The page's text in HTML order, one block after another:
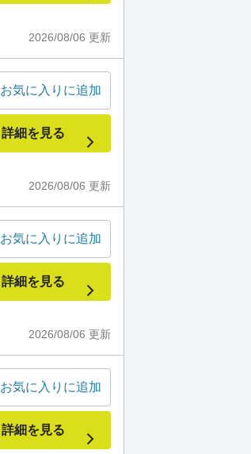
2026/08/06 更新
2026/08/06 更新
お気に入りに追加
詳細を見る
2026/08/06 更新
お気に入りに追加
詳細を見る
お気に入りに追加
詳細を見る